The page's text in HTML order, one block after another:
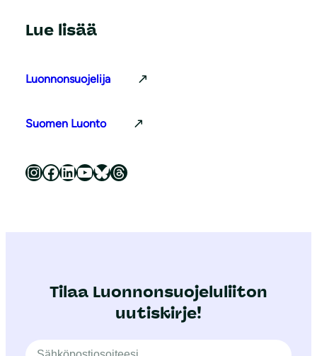
Lue lisää
Luonnonsuojelija
Suomen Luonto
Luonnonsuojeluliitto Instagramissa Luonnonsuojeluliitto Facebookissa Luonnonsuojeluliitto LinkedInissä Luonnonsuojeluliiton YouTube-kanava Luonnonsuojeluliitto Blueskyssa Luonnonsuojeluliitto Threadsissa
Tilaa Luonnonsuojeluliiton
uutiskirje!